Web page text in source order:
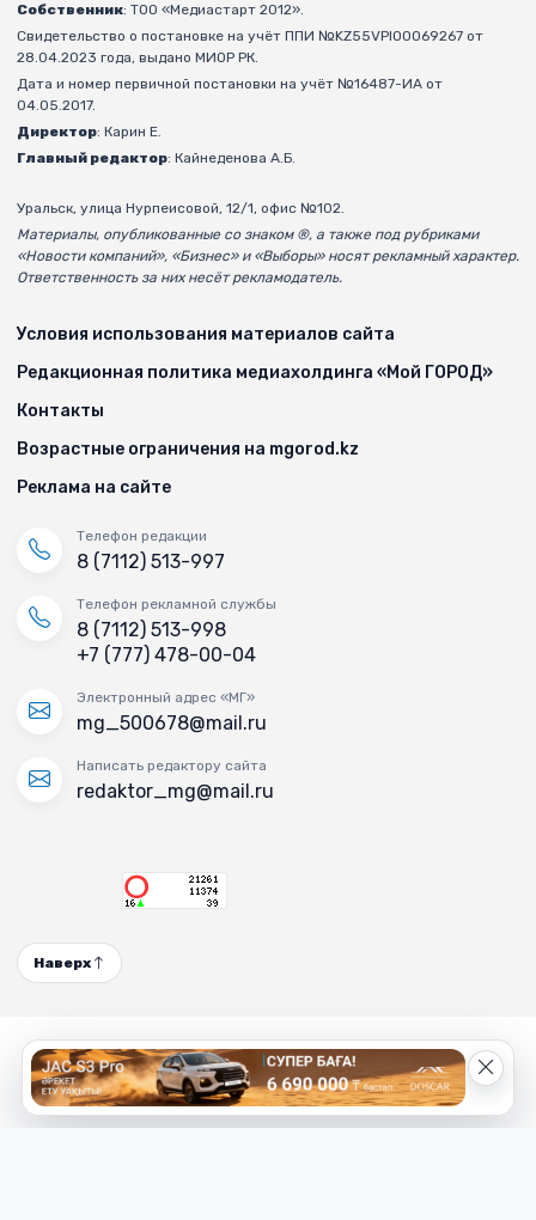
Собственник: ТОО «Медиастарт 2012».
Свидетельство о постановке на учёт ППИ №KZ55VPI00069267 от
28.04.2023 года, выдано МИОР РК.
Дата и номер первичной постановки на учёт №16487-ИА от
04.05.2017.
Директор: Карин Е.
Главный редактор: Кайнеденова А.Б.
Уральск, улица Нурпеисовой, 12/1, офис №102.
Материалы, опубликованные со знаком ®, а также под рубриками
«Новости компаний», «Бизнес» и «Выборы» носят рекламный характер.
Ответственность за них несёт рекламодатель.
Условия использования материалов сайта
Редакционная политика медиахолдинга «Мой ГОРОД»
Контакты
Возрастные ограничения на mgorod.kz
Реклама на сайте
Телефон редакции
8 (7112) 513-997
Телефон рекламной службы
8 (7112) 513-998
+7 (777) 478-00-04
Электронный адрес «МГ»
mg_500678@mail.ru
Написать редактору сайта
redaktor_mg@mail.ru
Наверх